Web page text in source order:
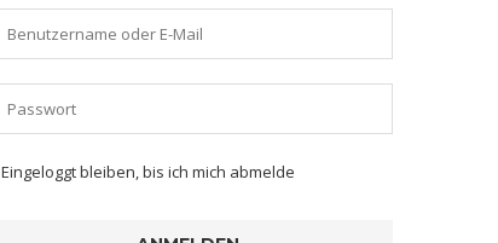
Eingeloggt bleiben, bis ich mich abmelde